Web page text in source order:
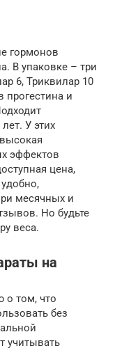
гормонов
В упаковке – три
6, Триквилар 10
прогестина и
У этих
эффектов
цена,
месячных и
Но будьте
веса.
на
о том, что
без
учитывать